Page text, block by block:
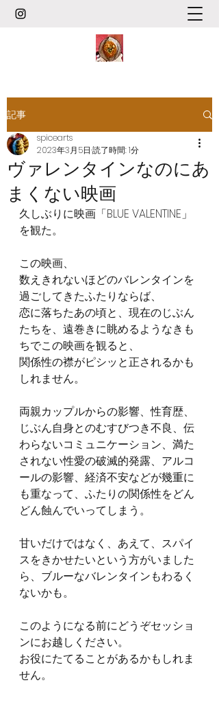
記事
ヴァレンタインなのにあ
まくない映画
spicearts
2023年3月5日 読了時間: 1分
久しぶりに映画「BLUE VALENTINE」
を観た。
この映画、
数えきれないほどのバレンタインを
過ごしてきたふたりならば、
恋に落ちたあの頃と、現在のじぶん
たちを、遠巻きに眺めるようなきも
ちでこの映画を観ると、
関係性の襟がピシッと正されるかも
しれません。
両親カップルからの影響、性育歴、
じぶん自身とのむすびつき不良、伝
わらないコミュニケーション、満た
されない性愛の破滅的発露、アルコ
ールの影響、経済不安などが幾重に
も重なって、ふたりの関係性をどん
どん蝕んでいってしまう。
甘いだけではなく、あえて、スパイ
スをきかせたいという方がいました
ら、ブルーなバレンタインもわるく
ないかも。
このようになる前にどうぞセッショ
ンにお越しください。
お役にたてることがあるかもしれま
せん。